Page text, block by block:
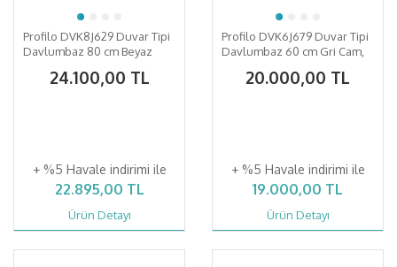
Profilo DVK8J629 Duvar Tipi
Davlumbaz 80 cm Beyaz
24.100,00 TL
+ %5 Havale indirimi ile
22.895,00 TL
Ürün Detayı
Profilo DVK6J679 Duvar Tipi
Davlumbaz 60 cm Gri Cam,
20.000,00 TL
+ %5 Havale indirimi ile
19.000,00 TL
Ürün Detayı